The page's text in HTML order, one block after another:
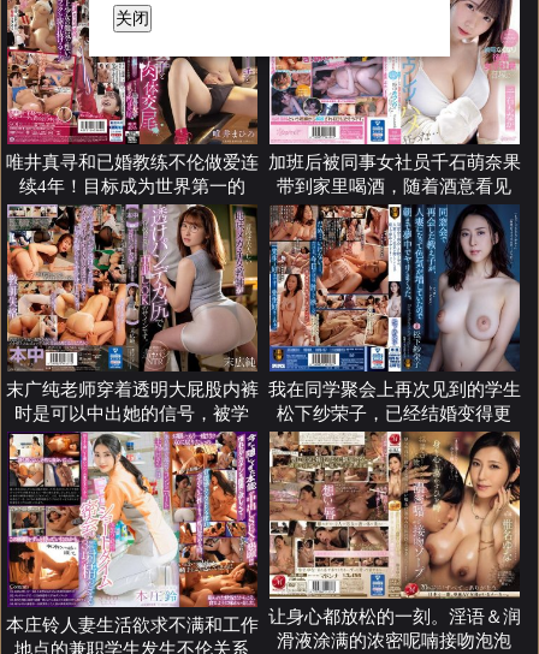
关闭
唯井真寻和已婚教练不伦做爱连
续4年！目标成为世界第一的
加班后被同事女社员千石萌奈果
带到家里喝酒，随着酒意看见
末广纯老师穿着透明大屁股内裤
时是可以中出她的信号，被学
我在同学聚会上再次见到的学生
松下纱荣子，已经结婚变得更
本庄铃人妻生活欲求不满和工作
地点的兼职学生发生不伦关系
让身心都放松的一刻。淫语＆润
滑液涂满的浓密呢喃接吻泡泡